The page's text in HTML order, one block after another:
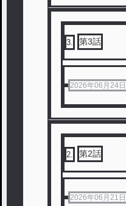
3 第3話
2026年06月24日
2 第2話
2026年06月21日